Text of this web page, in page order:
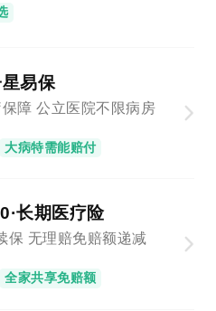
易保
障 公立医院不限病房
大病特需能赔付
长期医疗险
保 无理赔免赔额递减
全家共享免赔额